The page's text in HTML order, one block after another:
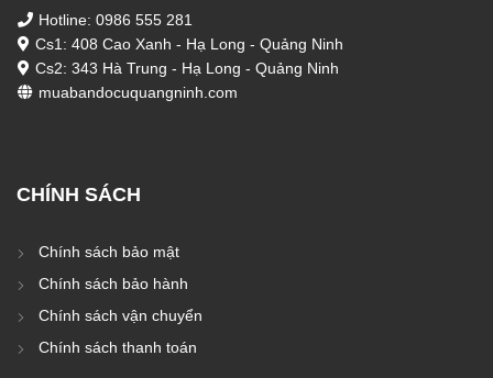
Hotline: 0986 555 281
Cs1: 408 Cao Xanh - Hạ Long - Quảng Ninh
Cs2: 343 Hà Trung - Hạ Long - Quảng Ninh
muabandocuquangninh.com
CHÍNH SÁCH
Chính sách bảo mật
Chính sách bảo hành
Chính sách vận chuyển
Chính sách thanh toán